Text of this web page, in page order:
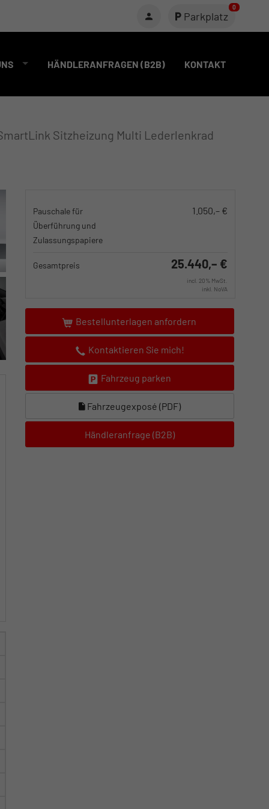
Parkplatz
0
HÄNDLERANFRAGEN (B2B) KONTAKT
Sitzheizung Multi Lederlenkrad
Pauschale für
Überführung und
Zulassungspapiere
1.050,– €
Gesamtpreis 25.440,– €
incl. 20% MwSt.
inkl. NoVA
Bestellunterlagen anfordern
Kontaktieren Sie mich!
Fahrzeug parken
Fahrzeugexposé (PDF)
Händleranfrage (B2B)